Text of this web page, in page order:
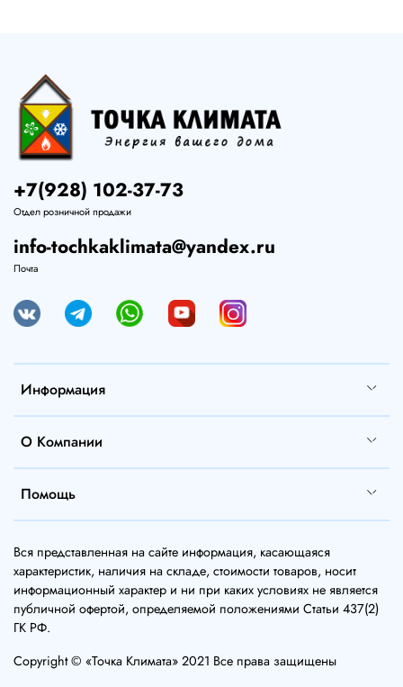
Информация
О Компании
Помощь
+7(928) 102-37-73
Отдел розничной продажи
info-tochkaklimata@yandex.ru
Почта
Вся представленная на сайте информация, касающаяся
характеристик, наличия на складе, стоимости товаров, носит
информационный характер и ни при каких условиях не является
публичной офертой, определяемой положениями Статьи 437(2)
ГК РФ.
Copyright © «Точка Климата» 2021 Все права защищены